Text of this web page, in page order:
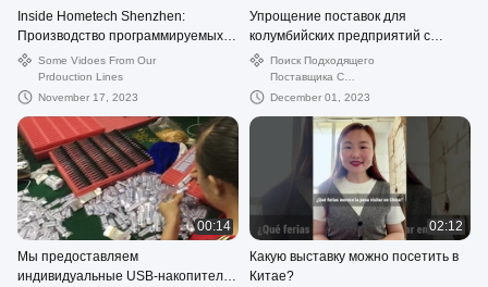
Inside Hometech Shenzhen:
Производство программируемых
игрушек и разработка
образовательных игрушек.
Some Vidoes From Our
Prdouction Lines
November 17, 2023
Упрощение поставок для
колумбийских предприятий с
помощью Hometech Shenzhen
Поиск Подходящего
Поставщика С
Конкурентоспособными
December 01, 2023
00:14
Мы предоставляем
индивидуальные USB-накопители
02:12
Какую выставку можно посетить в
Китае?